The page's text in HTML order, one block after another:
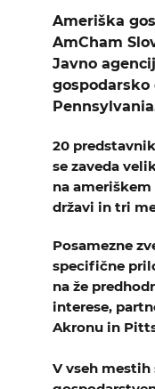
Ameriška
AmCham
Javno
gospodarsko
20
se zaveda
na
državi in tri
Posamezne
specifične
na že
interese,
Akronu in
V vseh mestih